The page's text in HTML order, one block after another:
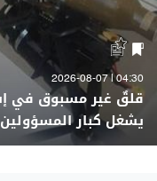
04:30 | 2026-08-07
قلقٌ غير مسبوق في
يشغل كبار المسؤولين